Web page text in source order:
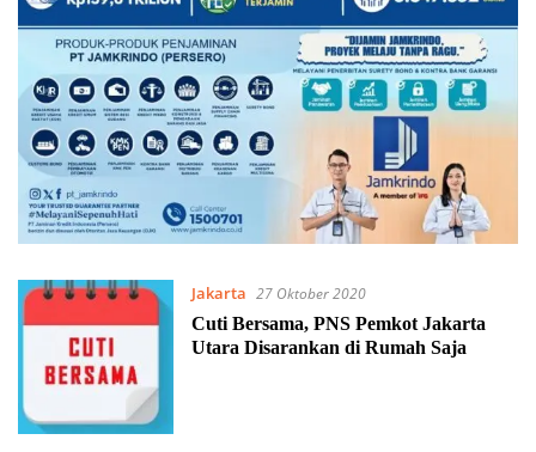
Jakarta 27 Oktober 2020
Cuti Bersama, PNS Pemkot Jakarta
Utara Disarankan di Rumah Saja